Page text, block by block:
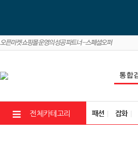
전체카테고리 패션 잡화